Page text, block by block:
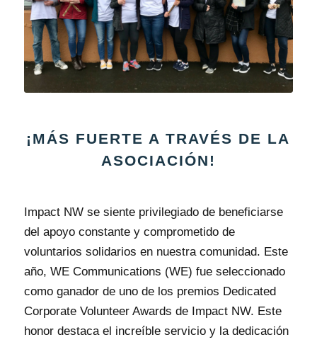
¡MÁS FUERTE A TRAVÉS DE LA
ASOCIACIÓN!
Impact NW se siente privilegiado de beneficiarse
del apoyo constante y comprometido de
voluntarios solidarios en nuestra comunidad. Este
año, WE Communications (WE) fue seleccionado
como ganador de uno de los premios Dedicated
Corporate Volunteer Awards de Impact NW. Este
honor destaca el increíble servicio y la dedicación